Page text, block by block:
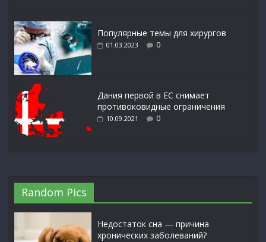
Популярные темы для хирургов
01.03.2023 0
Дания первой в ЕС снимает
противоковидные ограничения
10.09.2021 0
Random Pics
Недостаток сна — причина
хронических заболеваний?